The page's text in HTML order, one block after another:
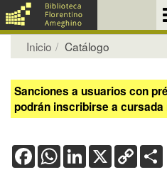
Inicio Catálogo
Sanciones a usuarios con
podrán inscribirse a
FacebookWhatsApp
LinkedIn
X Copy
Link